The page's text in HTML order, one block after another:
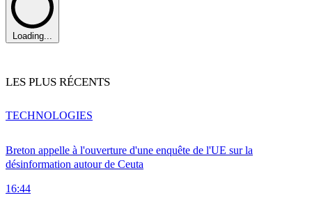
Loading...
LES PLUS RÉCENTS
Breton appelle à l'ouverture d'une enquête de l'UE sur la
désinformation autour de Ceuta
16:44
TECHNOLOGIES